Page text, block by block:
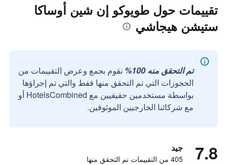
تقييمات حول طويوكو إن شين أوساكا
ستيشن هيجاشي
تم التحقق منه 100%
نقوم بجمع وعرض التقييمات من
الحجوزات التي تم التحقق منها فقط والتي تم إجراؤها
بواسطة مستخدمين حقيقيين مع HotelsCombined أو
مع شركائنا الخارجيين الموثوقين.
7.8 جيد
405 من التقييمات تم التحقق منها